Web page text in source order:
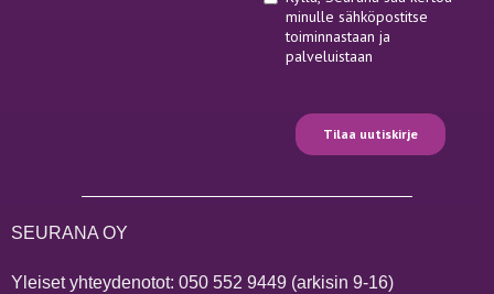
SEURANA OY
Yleiset yhteydenotot: 050 552 9449(arkisin 9-16)